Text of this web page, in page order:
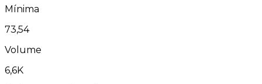
Mínima
73,54
Volume
6,6K